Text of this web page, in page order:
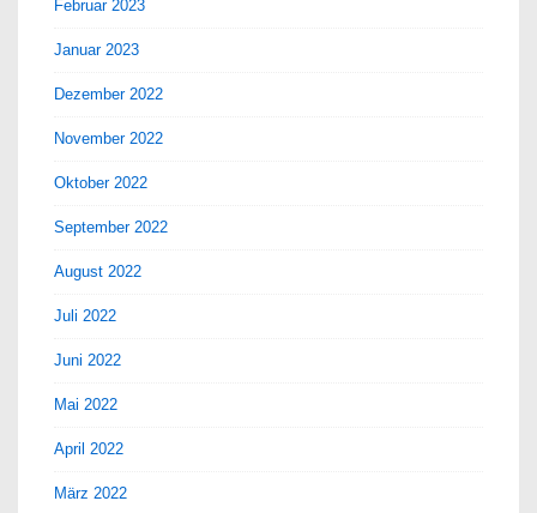
Februar 2023
Januar 2023
Dezember 2022
November 2022
Oktober 2022
September 2022
August 2022
Juli 2022
Juni 2022
Mai 2022
April 2022
März 2022